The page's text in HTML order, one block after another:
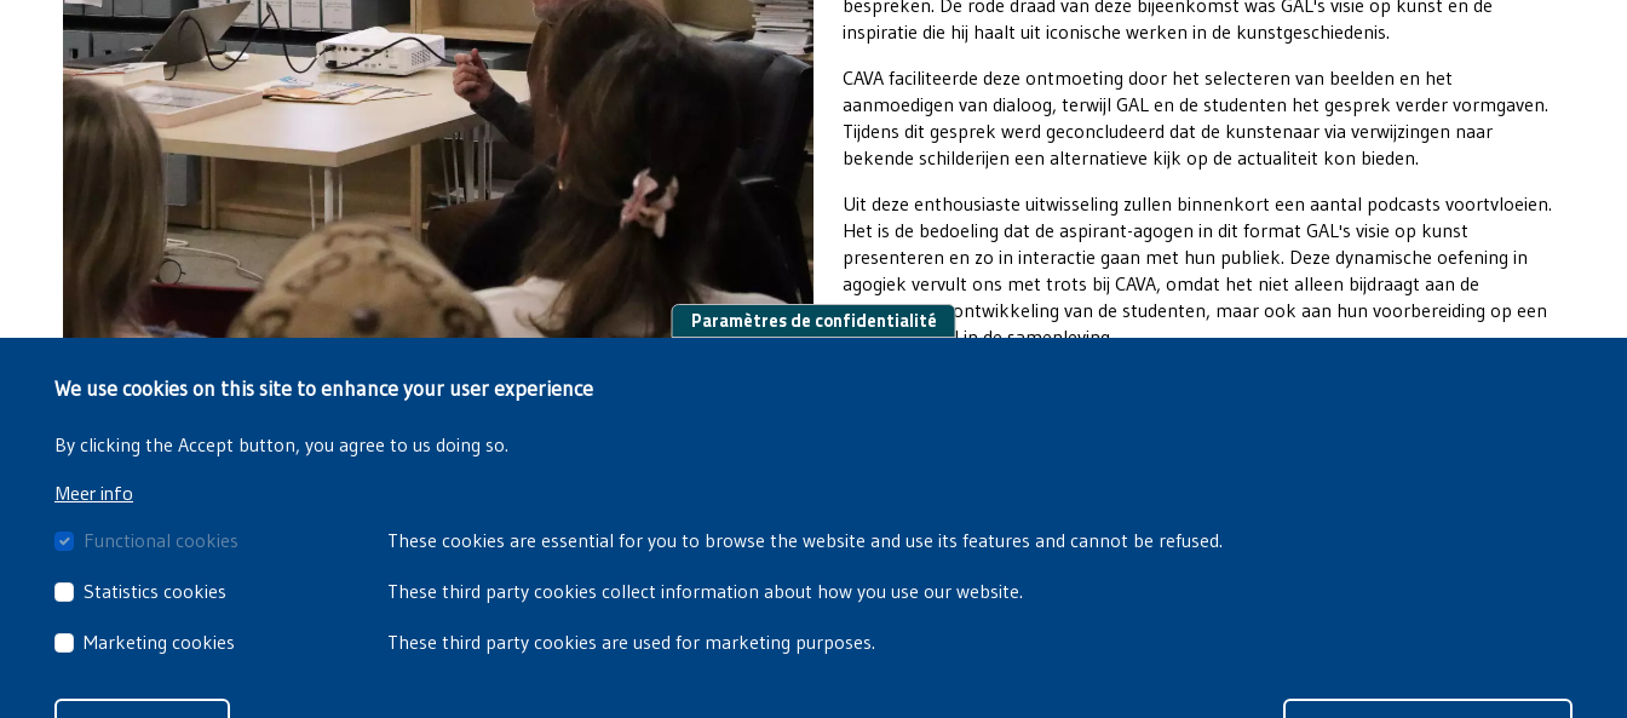
bespreken. De rode draad van deze bijeenkomst was GAL's visie op kunst en de
inspiratie die hij haalt uit iconische werken in de kunstgeschiedenis.
CAVA faciliteerde deze ontmoeting door het selecteren van beelden en het
aanmoedigen van dialoog, terwijl GAL en de studenten het gesprek verder vormgaven.
Tijdens dit gesprek werd geconcludeerd dat de kunstenaar via verwijzingen naar
bekende schilderijen een alternatieve kijk op de actualiteit kon bieden.
Uit deze enthousiaste uitwisseling zullen binnenkort een aantal podcasts voortvloeien.
Het is de bedoeling dat de aspirant-agogen in dit format GAL's visie op kunst
presenteren en zo in interactie gaan met hun publiek. Deze dynamische oefening in
agogiek vervult ons met trots bij CAVA, omdat het niet alleen bijdraagt aan de
academische ontwikkeling van de studenten, maar ook aan hun voorbereiding op een
betrokken rol in de samenleving.
Paramètres de confidentialité
We use cookies on this site to enhance your user experience
By clicking the Accept button, you agree to us doing so.
Meer info
Functional cookies These cookies are essential for you to browse the website and use its features and cannot be refused.
Statistics cookies These third party cookies collect information about how you use our website.
Marketing cookies These third party cookies are used for marketing purposes.